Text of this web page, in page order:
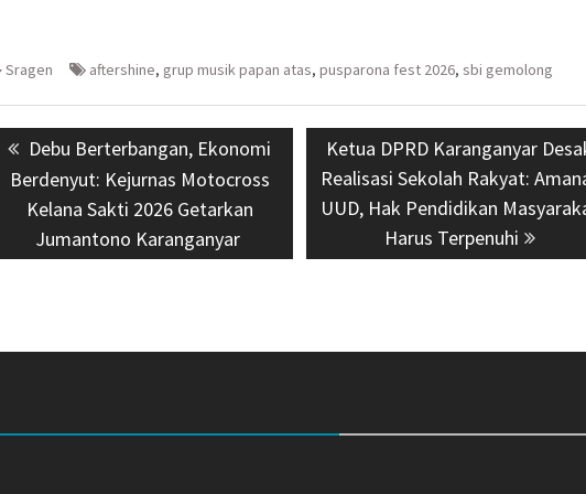
Sragen aftershine, grup musik papan atas, pusparona fest 2026, sbi gemolong
pos Previous
post:
Debu Berterbangan, Ekonomi
Berdenyut: Kejurnas Motocross
Kelana Sakti 2026 Getarkan
Jumantono Karanganyar
Next
post:
Ketua DPRD Karanganyar
Realisasi Sekolah Rakyat:
UUD, Hak Pendidikan
Harus Terpenuhi